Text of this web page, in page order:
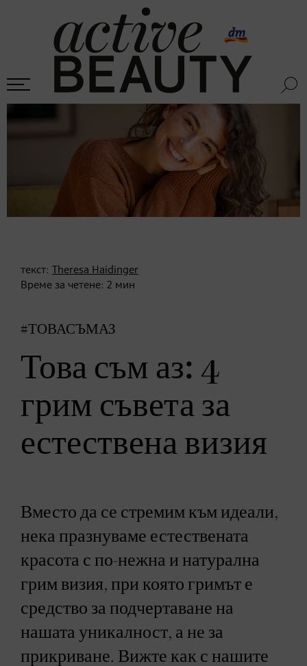
текст:
Theresa Haidinger
Време за четене: 2 мин
#ТОВАСЪМАЗ
Това съм аз: 4
грим съвета за
естествена визия
Вместо да се стремим към идеали,
нека празнуваме естествената
красота с по-нежна и натурална
грим визия, при която гримът е
средство за подчертаване на
нашата уникалност, а не за
прикриване. Вижте как с нашите